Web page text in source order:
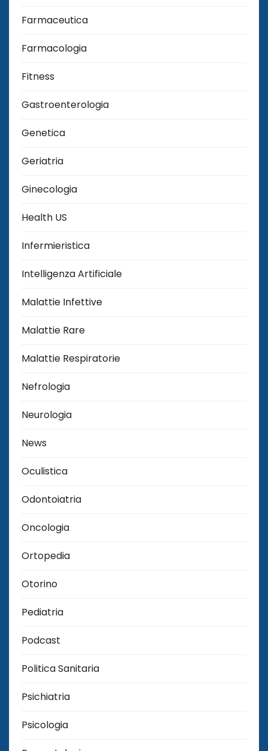
Farmaceutica
Farmacologia
Fitness
Gastroenterologia
Genetica
Geriatria
Ginecologia
Health US
Infermieristica
Intelligenza Artificiale
Malattie Infettive
Malattie Rare
Malattie Respiratorie
Nefrologia
Neurologia
News
Oculistica
Odontoiatria
Oncologia
Ortopedia
Otorino
Pediatria
Podcast
Politica Sanitaria
Psichiatria
Psicologia